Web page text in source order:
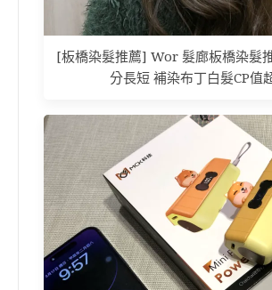
[板橋染髮推薦] Wor 髮廊板橋染髮
分長短 補染布丁白髮CP值